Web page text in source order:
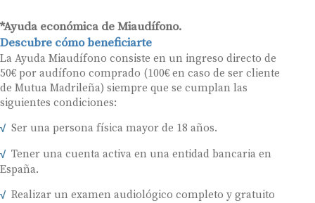
*Ayuda económica de Miaudífono.
Descubre cómo beneficiarte
La Ayuda Miaudífono consiste en un ingreso directo de
50€ por audífono comprado (100€ en caso de ser cliente
de Mutua Madrileña) siempre que se cumplan las
siguientes condiciones:
Ser una persona física mayor de 18 años.
Tener una cuenta activa en una entidad bancaria en
España.
Realizar un examen audiológico completo y gratuito